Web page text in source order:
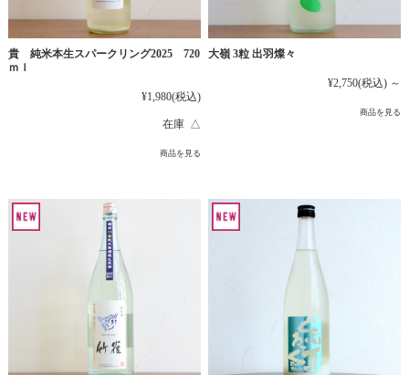
貴 純米本生スパークリング2025 720
ｍｌ
¥1,980(税込)
在庫 △
商品を見る
大嶺 3粒 出羽燦々
¥2,750(税込) ～
商品を見る